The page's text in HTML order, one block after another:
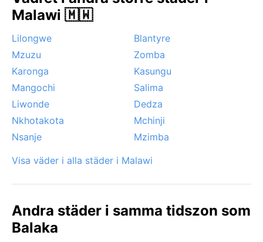
regnperioden, men inga tropiska cykloner eller starka
floddalar under tidiga morgnar. Sammanfattningsvis
är Balaka en behaglig destination under
torrmånaderna.
Malawi 🇲🇼
Lilongwe
Blantyre
Mzuzu
Zomba
Karonga
Kasungu
Mangochi
Salima
Liwonde
Dedza
Nkhotakota
Mchinji
Nsanje
Mzimba
Visa väder i alla städer i Malawi
Andra städer i samma tidszon som
Balaka